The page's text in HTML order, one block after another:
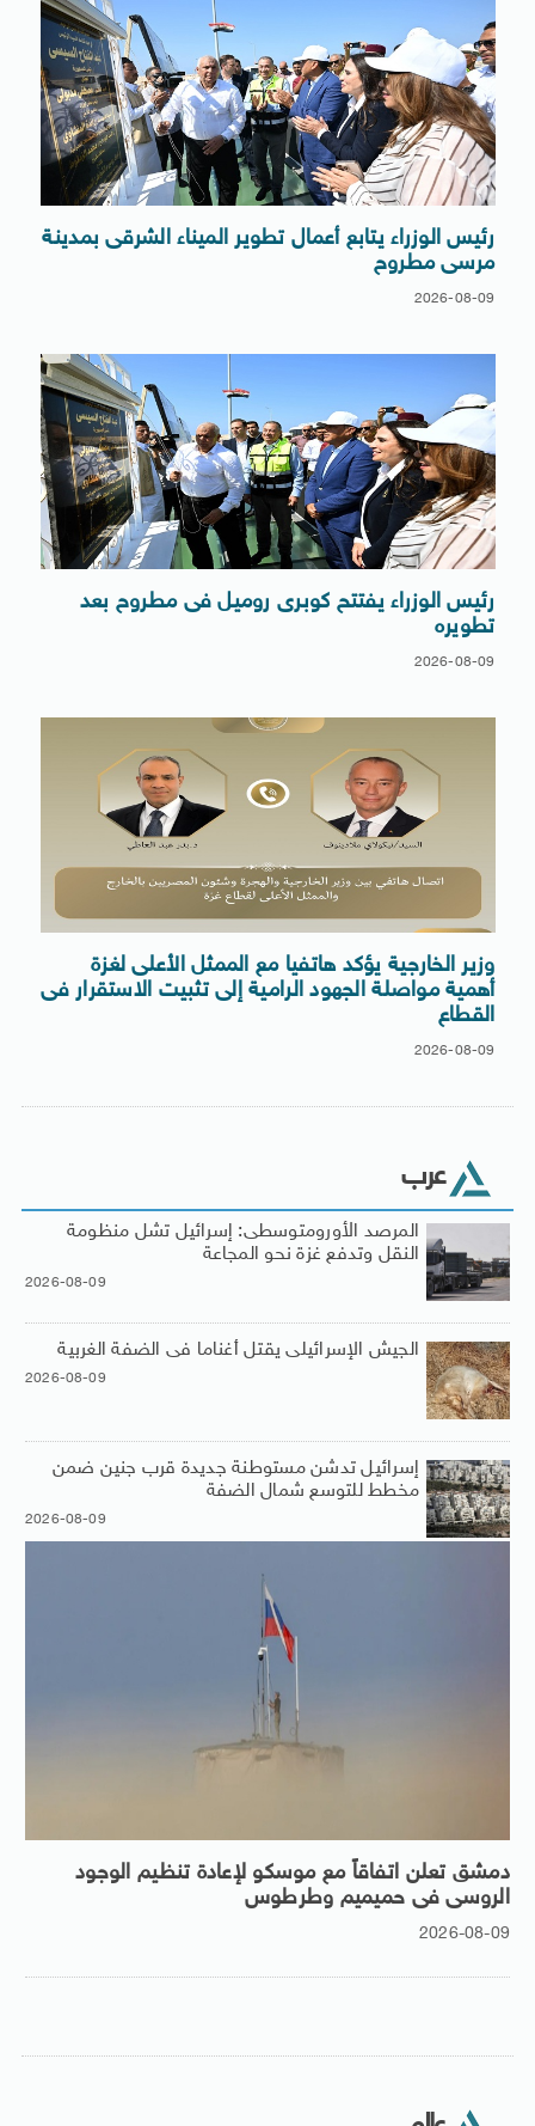
رئيس الوزراء يتابع أعمال تطوير الميناء الشرقى بمدينة
مرسى مطروح
2026-08-09
رئيس الوزراء يفتتح كوبرى روميل فى مطروح بعد
تطويره
2026-08-09
وزير الخارجية يؤكد هاتفيا مع الممثل الأعلى لغزة
أهمية مواصلة الجهود الرامية إلى تثبيت الاستقرار فى
القطاع
2026-08-09
عرب
المرصد الأورومتوسطى: إسرائيل تشل منظومة
النقل وتدفع غزة نحو المجاعة
2026-08-09
الجيش الإسرائيلى يقتل أغناما فى الضفة الغربية
2026-08-09
إسرائيل تدشن مستوطنة جديدة قرب جنين ضمن
مخطط للتوسع شمال الضفة
2026-08-09
دمشق تعلن اتفاقاً مع موسكو لإعادة تنظيم الوجود
الروسى فى حميميم وطرطوس
2026-08-09